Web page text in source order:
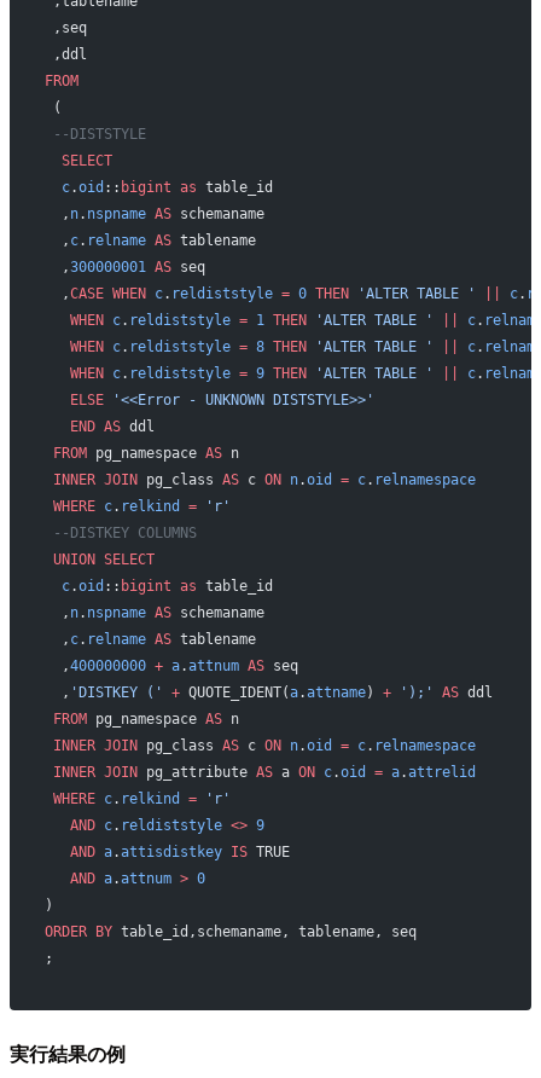
,seq
,ddl
FROM
(
--DISTSTYLE
  SELECT
  c
.oid :: bigint as table_id
  ,
n. nspname AS schemaname
  ,
c. relname AS tablename
  ,
300000001 AS seq
  ,
CASE WHEN c. reldiststyle = 0 THEN 'ALTER TABLE ' c.
   WHEN
c. reldiststyle = 1 THEN 'ALTER TABLE ' c.
   WHEN
c. reldiststyle = 8 THEN 'ALTER TABLE ' c.
   WHEN
c. reldiststyle = 9 THEN 'ALTER TABLE ' c.
   ELSE
'<<Error - UNKNOWN DISTSTYLE>>'
   END
AS ddl
FROM pg_namespace AS n
INNER JOIN pg_class AS c ON n.oid = c. relnamespace
WHERE c. relkind = 'r'
--DISTKEY COLUMNS
UNION SELECT
  c
.oid :: bigint as table_id
  ,
n. nspname AS schemaname
  ,
c. relname AS tablename
  ,
400000000 + a.attnum AS seq
  ,
'DISTKEY (' + QUOTE_IDENT(a.attname) + ');' AS ddl
FROM pg_namespace AS n
INNER JOIN pg_class AS c ON n.oid = c. relnamespace
INNER JOIN pg_attribute AS a ON c.oid = a.attrelid
WHERE c. relkind = 'r'
   AND
c. reldiststyle <> 9
   AND
a.attisdistkey IS TRUE
   AND
a.attnum > 0
)
ORDER BY table_id,schemaname, tablename, seq
;
実行結果の例